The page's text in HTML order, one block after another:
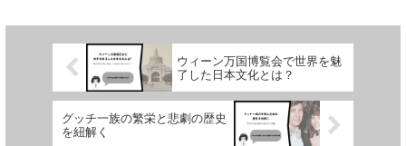
ウィーン万国博覧会で世界を魅
了した日本文化とは？
グッチ一族の繁栄と悲劇の歴史
を紐解く